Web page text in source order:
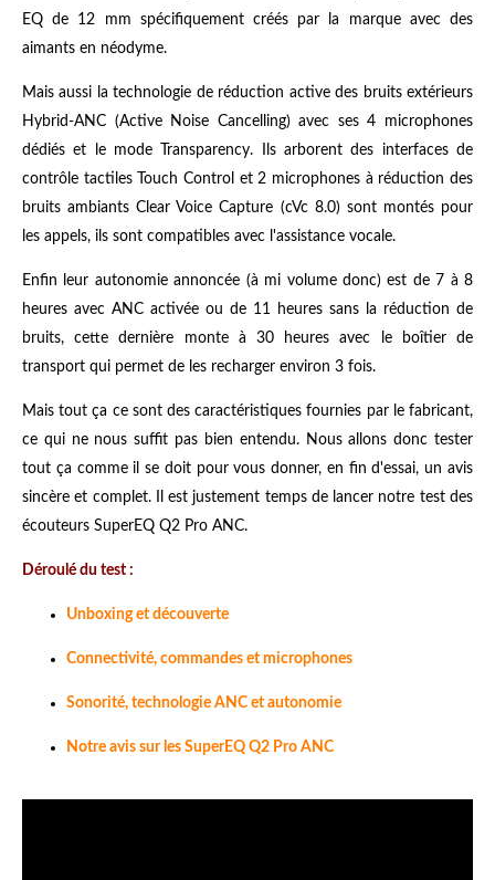
EQ de 12 mm spécifiquement créés par la marque avec des
aimants en néodyme.
Mais aussi la technologie de réduction active des bruits extérieurs
Hybrid-ANC (Active Noise Cancelling) avec ses 4 microphones
dédiés et le mode Transparency. Ils arborent des interfaces de
contrôle tactiles Touch Control et 2 microphones à réduction des
bruits ambiants Clear Voice Capture (cVc 8.0) sont montés pour
les appels, ils sont compatibles avec l'assistance vocale.
Enfin leur autonomie annoncée (à mi volume donc) est de 7 à 8
heures avec ANC activée ou de 11 heures sans la réduction de
bruits, cette dernière monte à 30 heures avec le boîtier de
transport qui permet de les recharger environ 3 fois.
Mais tout ça ce sont des caractéristiques fournies par le fabricant,
ce qui ne nous suffit pas bien entendu. Nous allons donc tester
tout ça comme il se doit pour vous donner, en fin d'essai, un avis
sincère et complet. Il est justement temps de lancer notre test des
écouteurs SuperEQ Q2 Pro ANC.
Déroulé du test :
Unboxing et découverte
Connectivité, commandes et microphones
Sonorité, technologie ANC et autonomie
Notre avis sur les SuperEQ Q2 Pro ANC